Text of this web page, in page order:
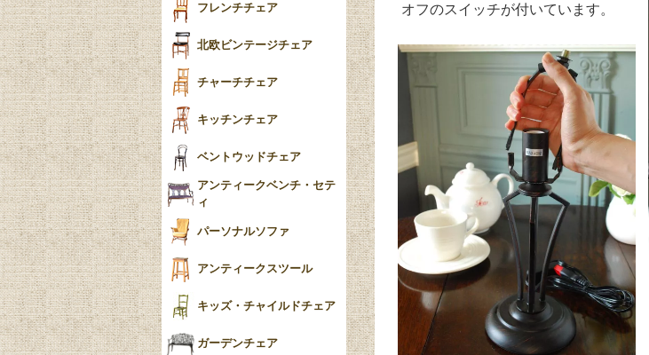
オフのスイッチが付いています。
ー
ミラー
花瓶おしゃれ
陶器の人形
キャンドルホルダー
トライポッド
バラスター
陶磁器の模様一覧
イマリ（IMARI）
ブルー＆ホワイト
フレンチチェア
北欧ビンテージチェア
チャーチチェア
キッチンチェア
ベントウッドチェア
アンティークベンチ・セテ
ィ
パーソナルソファ
アンティークスツール
キッズ・チャイルドチェア
ガーデンチェア